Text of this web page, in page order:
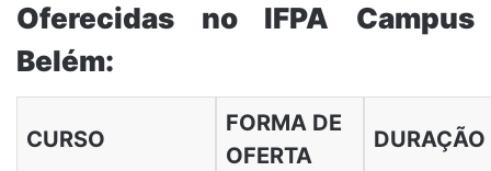
Oferecidas no IFPA Campus
Belém:
CURSO
FORMA DE
OFERTA
DURAÇÃO